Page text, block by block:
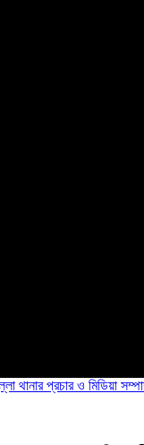
প্রচার ও মিডিয়া সম্পাদক